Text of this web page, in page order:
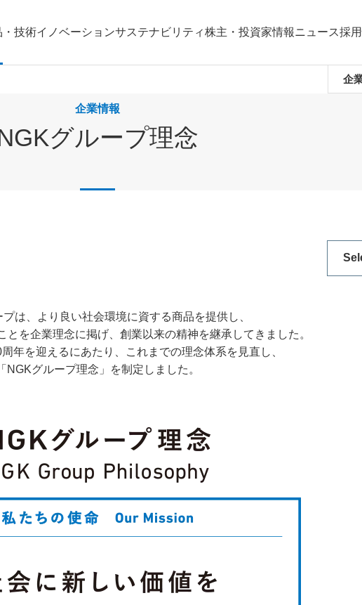
・技術イノベーションサステナビリティ株主・投資家情報ニュース採
新
企業情報
グループ理念
プは、より良い社会環境に資する商品を提供し、
とを企業理念に掲げ、創業以来の精神を継承してきました。
年を迎えるにあたり、これまでの理念体系を見直し、
「NGKグループ理念」を制定しました。
企